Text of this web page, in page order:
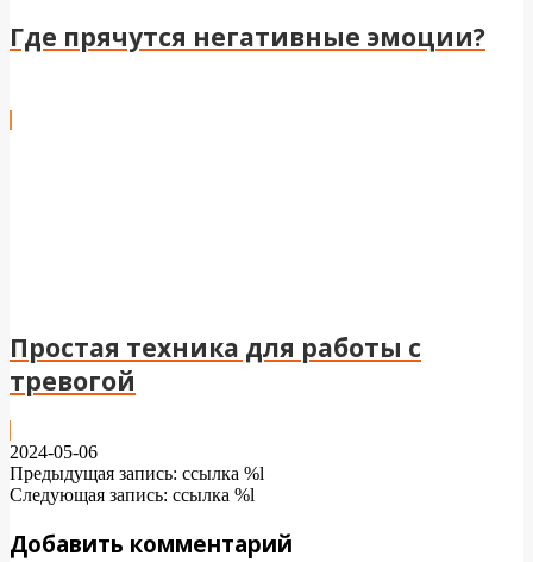
Где прячутся негативные эмоции?
Простая техника для работы с
тревогой
2024-05-06
Предыдущая запись: ссылка %l
Следующая запись: ссылка %l
Добавить комментарий